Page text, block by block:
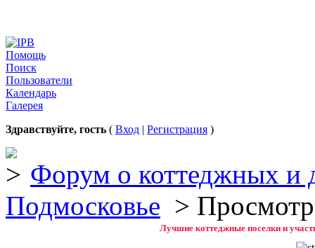
Помощь
Поиск
Пользователи
Календарь
Галерея
Здравствуйте, гость ( Вход | Регистрация )
Форум о коттеджных и
Подмосковье >
Лучшие коттеджные поселки и